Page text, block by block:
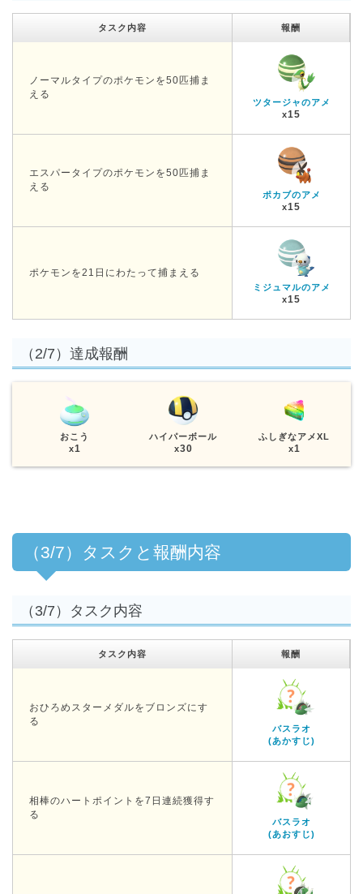
タスク内容 報酬
ノーマルタイプのポケモンを50匹捕ま
える
ツタージャのアメ
x15
エスパータイプのポケモンを50匹捕ま
える
ポカブのアメ
x15
ポケモンを21日にわたって捕まえる
ミジュマルのアメ
x15
（2/7）達成報酬
おこう
x1
ハイパーボール
x30
ふしぎなアメXL
x1
（3/7）タスクと報酬内容
（3/7）タスク内容
タスク内容 報酬
おひろめスターメダルをブロンズにす
る
バスラオ
(あかすじ)
相棒のハートポイントを7日連続獲得す
る
バスラオ
(あおすじ)